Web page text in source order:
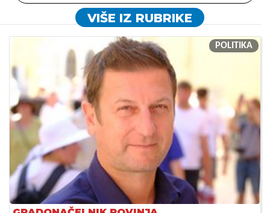
VIŠE IZ RUBRIKE
POLITIKA